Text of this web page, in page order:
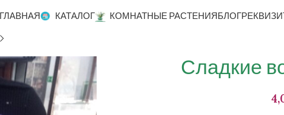
ГЛАВНАЯ КАТАЛОГ КОМНАТНЫЕ РАСТЕНИЯ БЛОГ
Сладкие